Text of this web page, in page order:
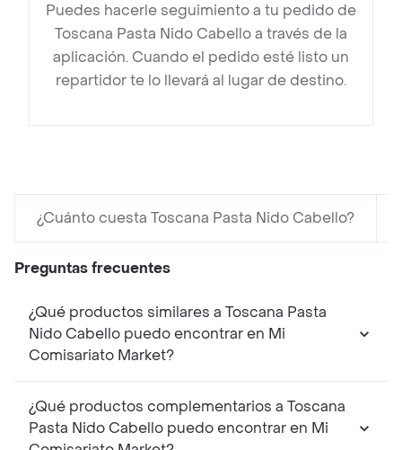
Puedes hacerle seguimiento a tu pedido de
Toscana Pasta Nido Cabello a través de la
aplicación. Cuando el pedido esté listo un
repartidor te lo llevará al lugar de destino.
¿Cuánto cuesta Toscana Pasta Nido Cabello?
Preguntas frecuentes
¿Qué productos similares a Toscana Pasta
Nido Cabello puedo encontrar en Mi
Comisariato Market?
¿Qué productos complementarios a Toscana
Pasta Nido Cabello puedo encontrar en Mi